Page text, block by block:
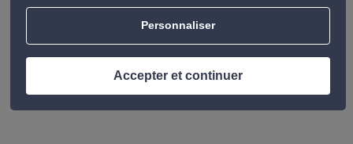
Être unmanagerde
terrain
Personnaliser
Accepter et continuer